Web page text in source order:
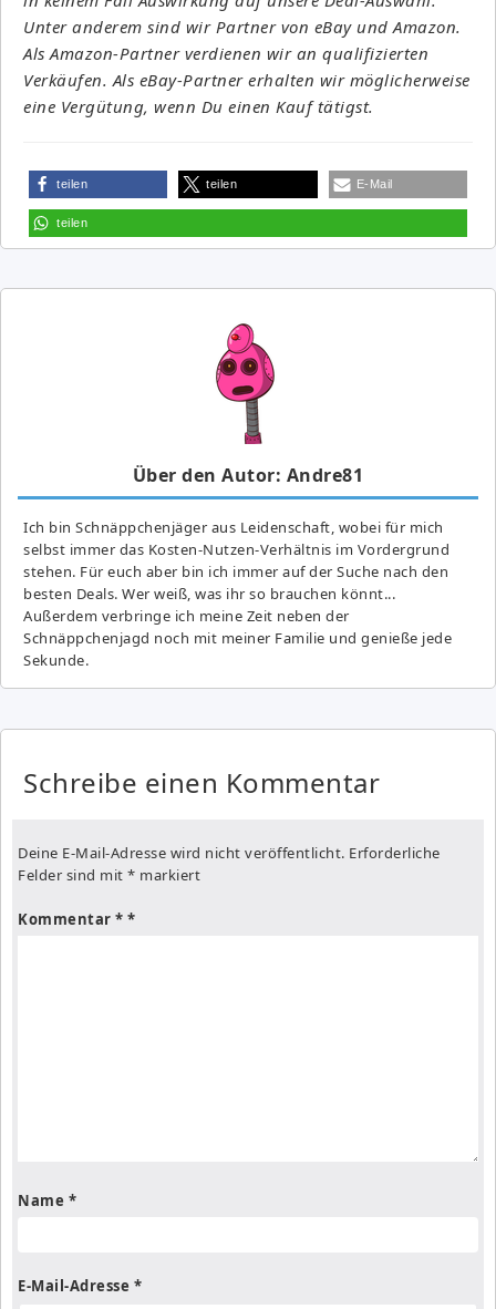
Unter anderem sind wir Partner von eBay und Amazon.
Als Amazon-Partner verdienen wir an qualifizierten
Verkäufen. Als eBay-Partner erhalten wir möglicherweise
eine Vergütung, wenn Du einen Kauf tätigst.
teilen teilen E-Mail
teilen
Über den Autor: Andre81
Ich bin Schnäppchenjäger aus Leidenschaft, wobei für mich
selbst immer das Kosten-Nutzen-Verhältnis im Vordergrund
stehen. Für euch aber bin ich immer auf der Suche nach den
besten Deals. Wer weiß, was ihr so brauchen könnt...
Außerdem verbringe ich meine Zeit neben der
Schnäppchenjagd noch mit meiner Familie und genieße jede
Sekunde.
Schreibe einen Kommentar
Deine E-Mail-Adresse wird nicht veröffentlicht. Erforderliche
Felder sind mit * markiert
Kommentar *
Name *
E-Mail-Adresse *